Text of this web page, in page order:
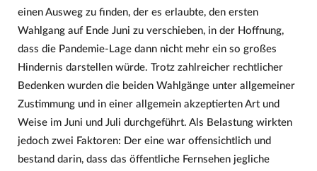
einen Ausweg zu finden, der es erlaubte, den ersten
Wahlgang auf Ende Juni zu verschieben, in der Hoffnung,
dass die Pandemie-Lage dann nicht mehr ein so großes
Hindernis darstellen würde. Trotz zahlreicher rechtlicher
Bedenken wurden die beiden Wahlgänge unter allgemeiner
Zustimmung und in einer allgemein akzeptierten Art und
Weise im Juni und Juli durchgeführt. Als Belastung wirkten
jedoch zwei Faktoren: Der eine war offensichtlich und
bestand darin, dass das öffentliche Fernsehen jegliche